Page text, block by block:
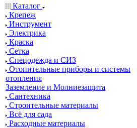
Каталог
Крепеж
Инструмент
Электрика
Краска
Сетка
Спецодежда и СИЗ
Отопительные приборы и системы
отопления
Заземление и Молниезащита
Сантехника
Строительные материалы
Всё для сада
Расходные материалы